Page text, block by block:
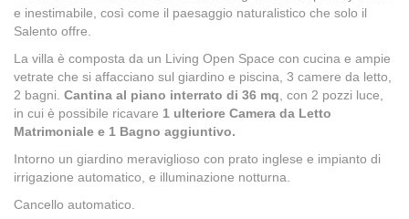
e inestimabile, così come il paesaggio naturalistico che solo il
Salento offre.
La villa è composta da un Living Open Space con cucina e ampie
vetrate che si affacciano sul giardino e piscina, 3 camere da letto,
2 bagni. Cantina al piano interrato di 36 mq , con 2 pozzi luce,
in cui è possibile ricavare 1 ulteriore Camera da Letto
Matrimoniale e 1 Bagno aggiuntivo.
Intorno un giardino meraviglioso con prato inglese e impianto di
irrigazione automatico, e illuminazione notturna.
Cancello automatico.